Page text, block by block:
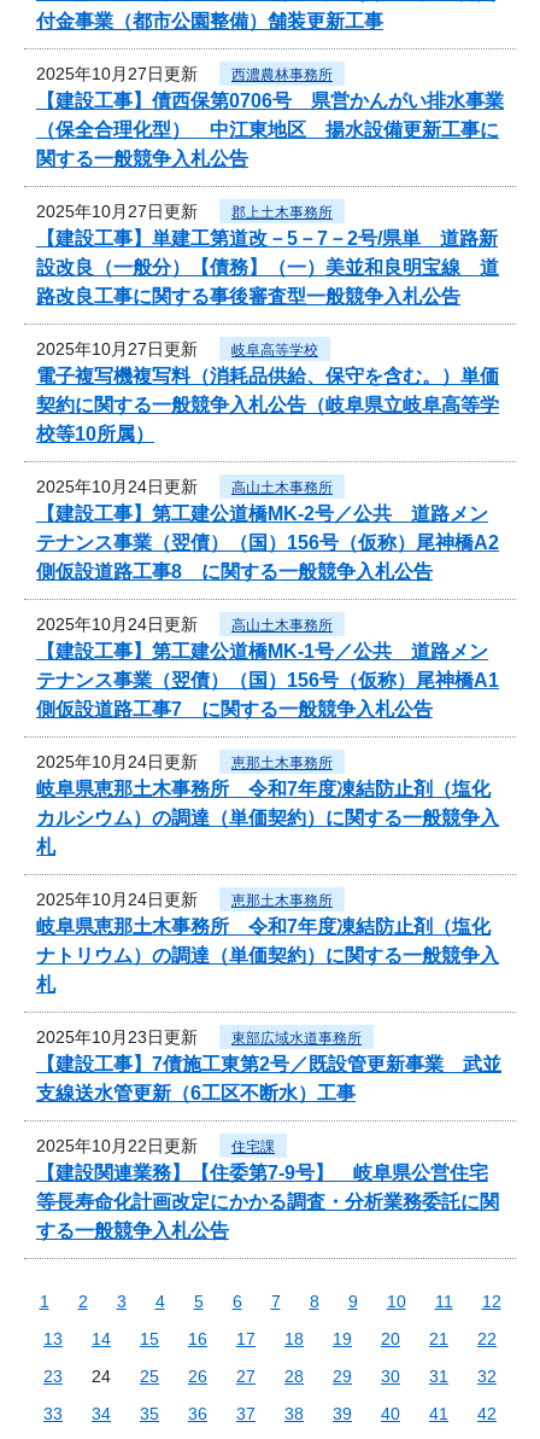
付金事業（都市公園整備）舗装更新工事
2025年10月27日更新 西濃農林事務所
【建設工事】債西保第0706号 県営かんがい排水事業
（保全合理化型） 中江東地区 揚水設備更新工事に
関する一般競争入札公告
2025年10月27日更新 郡上土木事務所
【建設工事】単建工第道改－5－7－2号/県単 道路新
設改良（一般分）【債務】（一）美並和良明宝線 道
路改良工事に関する事後審査型一般競争入札公告
2025年10月27日更新 岐阜高等学校
電子複写機複写料（消耗品供給、保守を含む。）単価
契約に関する一般競争入札公告（岐阜県立岐阜高等学
校等10所属）
2025年10月24日更新 高山土木事務所
【建設工事】第工建公道橋MK-2号／公共 道路メン
テナンス事業（翌債）（国）156号（仮称）尾神橋A2
側仮設道路工事8 に関する一般競争入札公告
2025年10月24日更新 高山土木事務所
【建設工事】第工建公道橋MK-1号／公共 道路メン
テナンス事業（翌債）（国）156号（仮称）尾神橋A1
側仮設道路工事7 に関する一般競争入札公告
2025年10月24日更新 恵那土木事務所
岐阜県恵那土木事務所 令和7年度凍結防止剤（塩化
カルシウム）の調達（単価契約）に関する一般競争入
札
2025年10月24日更新 恵那土木事務所
岐阜県恵那土木事務所 令和7年度凍結防止剤（塩化
ナトリウム）の調達（単価契約）に関する一般競争入
札
2025年10月23日更新 東部広域水道事務所
【建設工事】7債施工東第2号／既設管更新事業 武並
支線送水管更新（6工区不断水）工事
2025年10月22日更新 住宅課
【建設関連業務】【住委第7-9号】 岐阜県公営住宅
等長寿命化計画改定にかかる調査・分析業務委託に関
する一般競争入札公告
1 2 3 4 5 6 7 8 9 10 11
12
13
14 15 16 17 18 19 20 21
22
23
24 25 26 27 28 29 30 31
32
33
34 35 36 37 38 39 40 41
42